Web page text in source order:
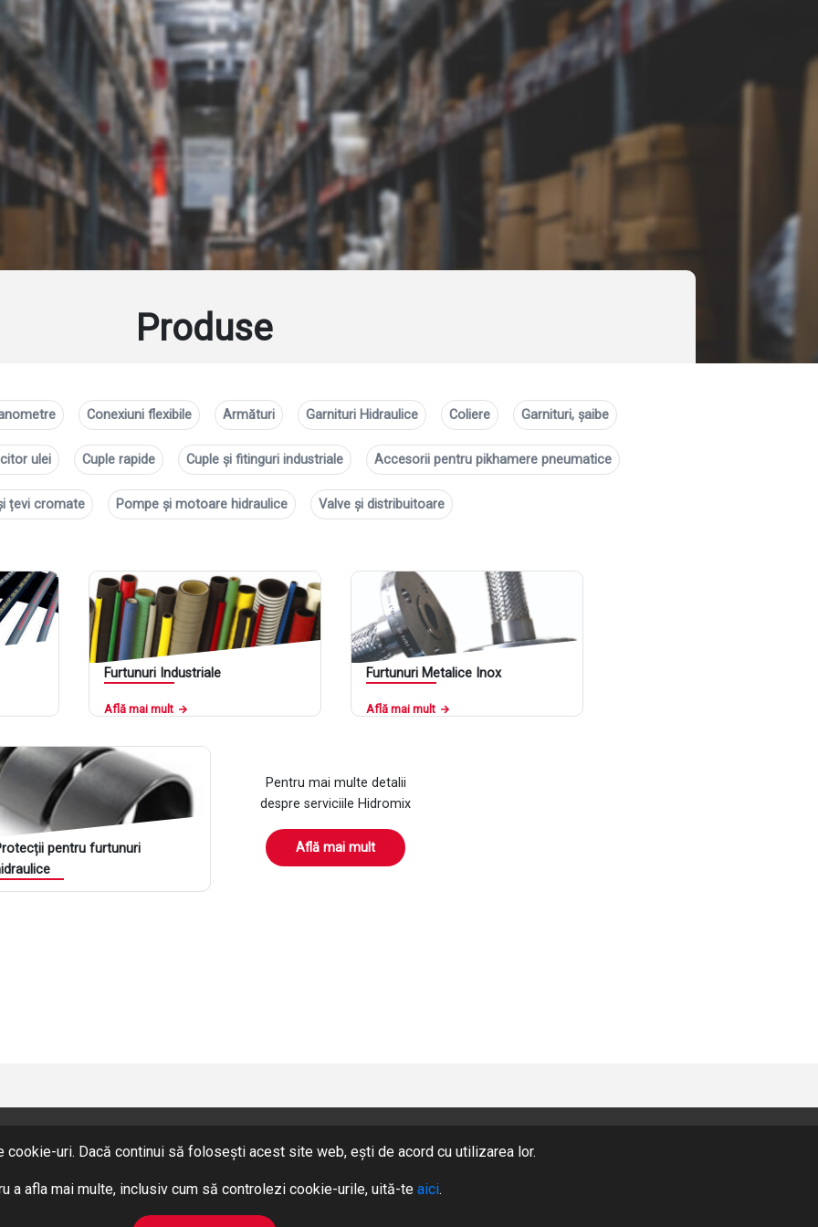
înlocuirea în totalitate a elementelor de etanșare ( mobile și fixe)
încercări și verificări hidraulice pe stand: rezistență la presiune hidrostatică, pierderi interne și externe de ulei la capăt de cursă, presiunea de
vopsire
Află mai mult
și execuția de echipamente și sisteme hidraulice pentru aplicații standard și speciale
mai mult
Conexiuni flexibile Armături Garnituri Hidraulice Coliere Garnituri, șaibe
ulei Cuple rapide Cuple și fitinguri industriale Accesorii pentru pikhamere pneumatice
țevi cromate Pompe și motoare hidraulice Valve și distribuitoare
Furtunuri Industriale
Află mai mult
Furtunuri Metalice Inox
Află mai mult
pentru furtunuri
Pentru mai multe detalii
despre serviciile Hidromix
Află mai mult
uri. Dacă continui să folosești acest site web, ești de acord cu utilizarea lor.
a afla mai multe, inclusiv cum să controlezi cookie-urile, uită-te aici.
SERVICII
Hidraulică
PRODUSE